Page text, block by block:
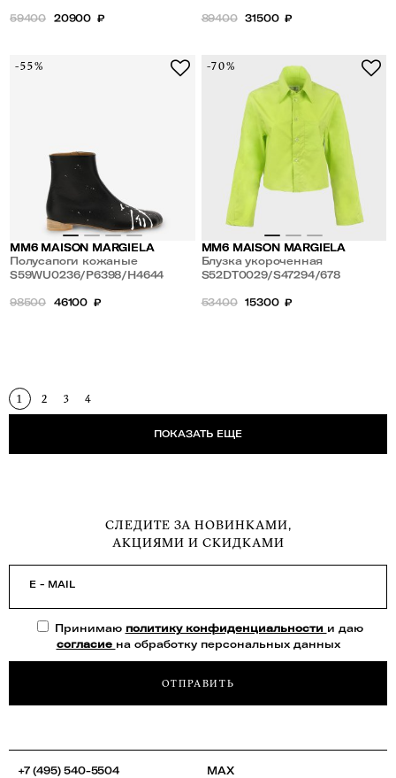
59400 20900 ₽ 89400 31500 ₽
-55%
MM6 MAISON MARGIELA
Полусапоги кожаные
S59WU0236/P6398/H4644
98500 46100 ₽
-70%
MM6 MAISON MARGIELA
Блузка укороченная
S52DT0029/S47294/678
53400 15300 ₽
1 2 3 4
ПОКАЗАТЬ ЕЩЕ
СЛЕДИТЕ ЗА НОВИНКАМИ,
АКЦИЯМИ И СКИДКАМИ
E - MAIL
Принимаю политику конфиденциальности и даю
согласие на обработку персональных данных
ОТПРАВИТЬ
+7 (495) 540-5504
MAX